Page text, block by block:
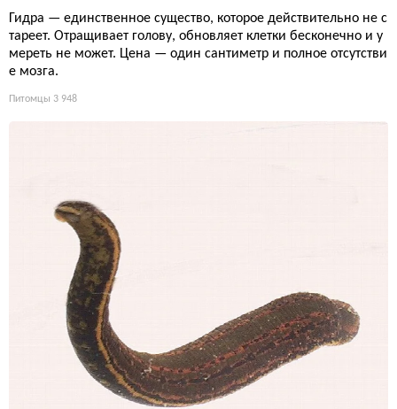
Гидра — единственное существо, которое действительно не с
тареет. Отращивает голову, обновляет клетки бесконечно и у
мереть не может. Цена — один сантиметр и полное отсутстви
е мозга.
Питомцы 3 948